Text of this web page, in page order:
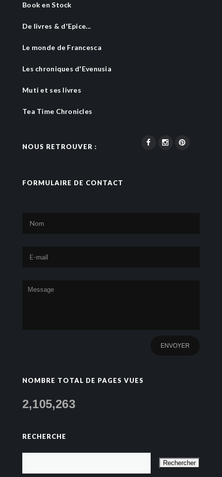
Book en Stock
De livres & d'Epice...
Le monde de Francesca
Les chroniques d'Evenusia
Muti et ses livres
Tea Time Chronicles
NOUS RETROUVER :
FORMULAIRE DE CONTACT
NOMBRE TOTAL DE PAGES VUES
2,105,263
RECHERCHE